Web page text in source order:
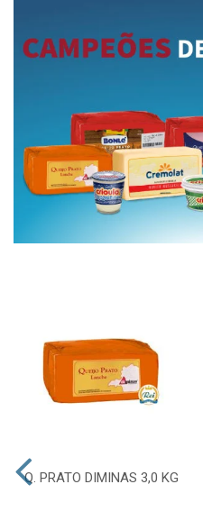
Q. PRATO DIMINAS 3,0 KG